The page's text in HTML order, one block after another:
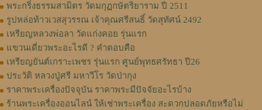
พระกริ่งธรรมสามิตร วัดมกุฏกษัตริยาราม ปี 2511
รูปหล่อท้าวเวสสุวรรณ เจ้าคุณศรีสนธิ์ วัดสุทัศน์ 2492
เหรียญหลวงพ่อลา วัดแก่งคอย รุ่นแรก
แขวนเดี่ยวพระอะไรดี ? คำตอบคือ
เหรียญยันต์เกราะเพชร รุ่นแรก ศูนย์พุทธศรัทธา ปี26
ประวัติ หลวงปู่ศรี มหาวีโร วัดป่ากุง
ราคาพระเครื่องปัจจุบัน ราคาพระมีปัจจัยอะไรบ้าง
ร้านพระเครื่องออนไลน์ ให้เช่าพระเครื่อง สะดวกปลอดภัยหรือไม่